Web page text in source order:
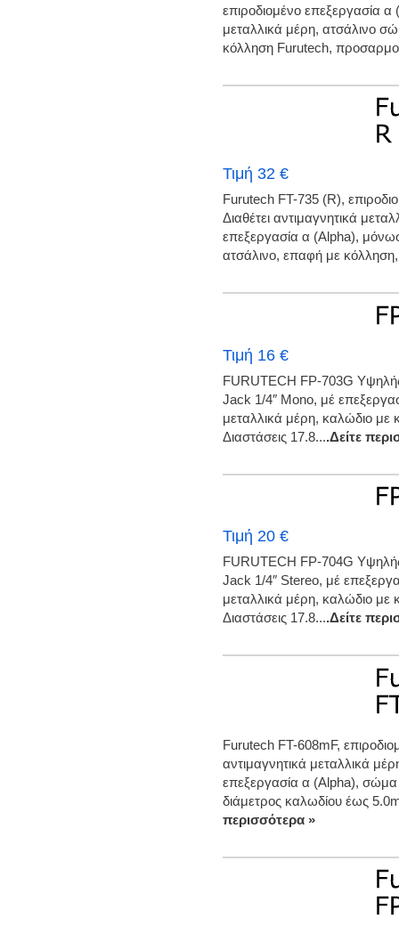
επιροδιομένο επεξεργασία
μεταλλικά μέρη, ατσάλινο
κόλληση Furutech,
Τιμή 32 €
Furutech FT-735 (R),
Διαθέτει αντιμαγνητικά
επεξεργασία α (Alpha),
ατσάλινο, επαφή με
Τιμή 16 €
FURUTECH FP-703G
Jack 1/4″ Mono, μέ
μεταλλικά μέρη, καλώδιο με
Διαστάσεις 17.8....Δείτε
Τιμή 20 €
FURUTECH FP-704G
Jack 1/4″ Stereo, μέ
μεταλλικά μέρη, καλώδιο με
Διαστάσεις 17.8....Δείτε
Furutech FT-608mF,
αντιμαγνητικά μεταλλικά
επεξεργασία α (Alpha), σώμα
διάμετρος καλωδίου έως
περισσότερα »